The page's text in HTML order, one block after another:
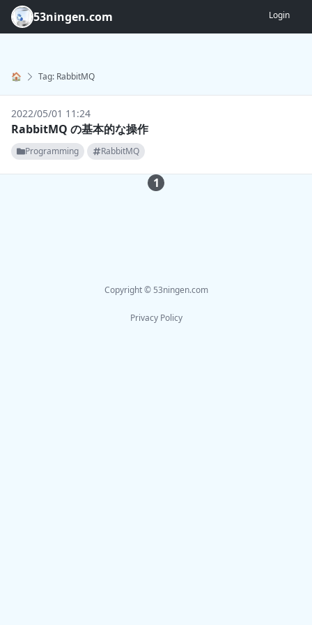
53ningen.com Login
🏠 Tag: RabbitMQ
2022/05/01 11:24
RabbitMQ の基本的な操作
Programming RabbitMQ
1
Copyright © 53ningen.com
Privacy Policy